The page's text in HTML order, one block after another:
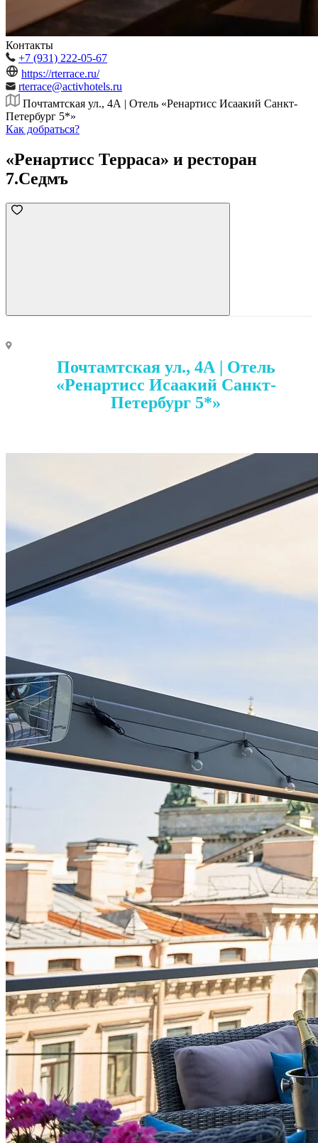
Контакты
+7 (931) 222-05-67
https://rterrace.ru/
rterrace@activhotels.ru
Почтамтская ул., 4А | Отель «Ренартисс Исаакий Санкт-
Петербург 5*»
Как добраться?
«Ренартисс Терраса» и ресторан
7.Седмъ
Почтамтская ул., 4А | Отель
«Ренартисс Исаакий Санкт-
Петербург 5*»